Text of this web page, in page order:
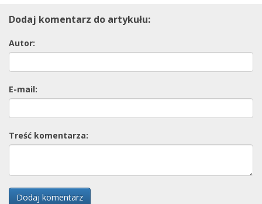
Dodaj komentarz do artykułu:
Autor:
E-mail:
Treść komentarza:
Dodaj komentarz